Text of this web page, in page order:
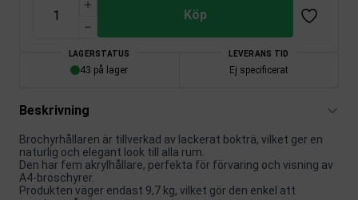
Köp
LAGERSTATUS
43 på lager
LEVERANS TID
Ej specificerat
Beskrivning
Brochyrhållaren är tillverkad av lackerat bokträ, vilket ger en
naturlig och elegant look till alla rum.
Den har fem akrylhållare, perfekta för förvaring och visning av
A4-broschyrer.
Produkten väger endast 9,7 kg, vilket gör den enkel att